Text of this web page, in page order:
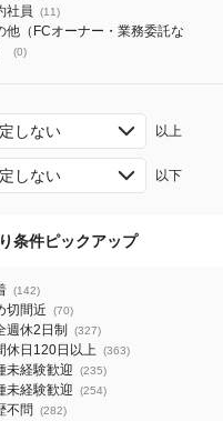
社員 (11)
他（FCオーナー・業務委託な
(0)
しない 以上
しない 以下
条件ピックアップ
(142)
切間近 (70)
週休2日制 (327)
休日120日以上 (363)
未経験歓迎 (235)
未経験歓迎 (254)
不問 (282)